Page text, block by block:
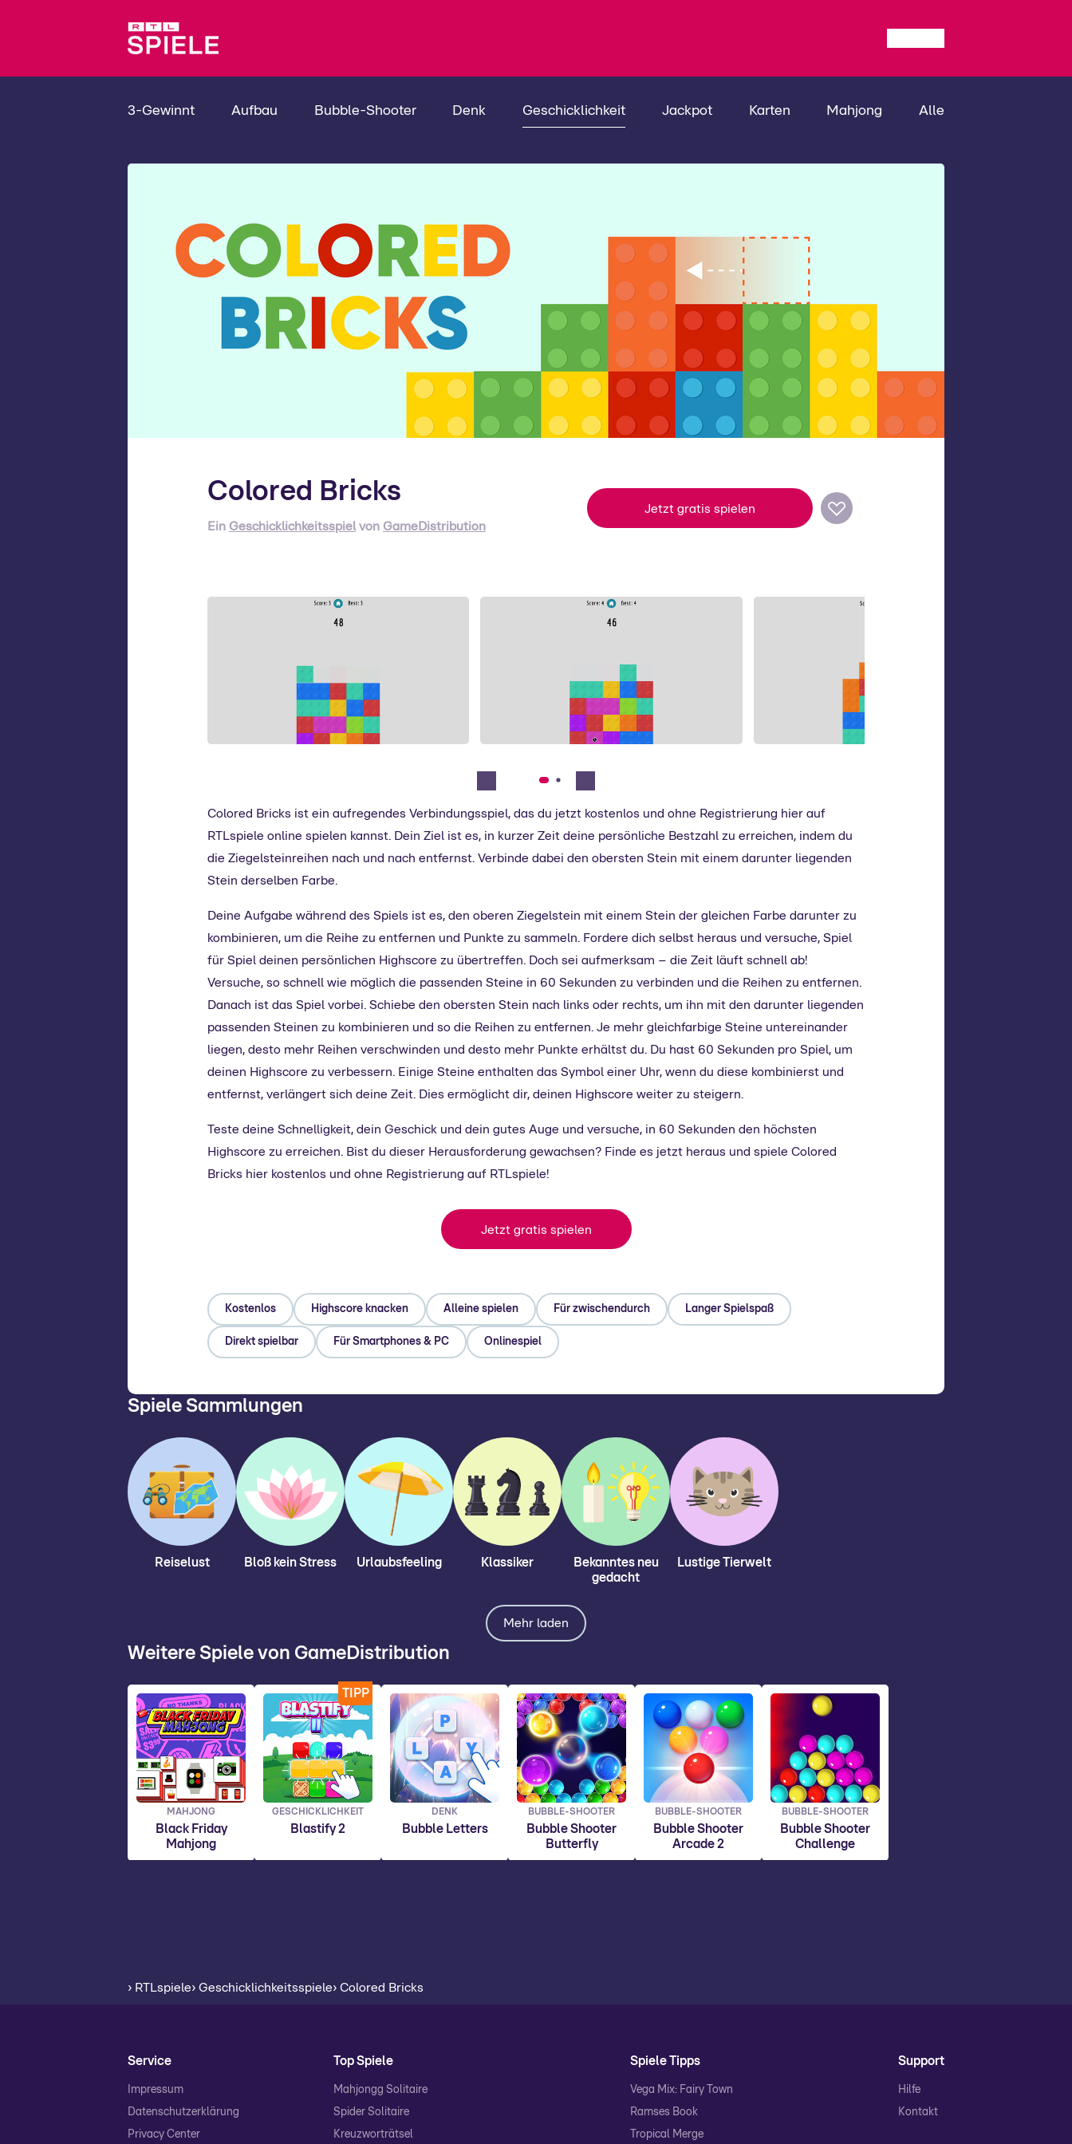
3-Gewinnt Aufbau Bubble-Shooter Denk Geschicklichkeit Jackpot Karten Mahjong Alle
Colored Bricks
Ein Geschicklichkeitsspielvon GameDistribution
GameDistribution ist einer der größten Vermittler von qualitativ hochwertigen cross-
plattform Casual-Spielen mit Sitz in den Niederlanden.
Jetzt gratis spielen
Colored Bricks ist ein aufregendes Verbindungsspiel, das du jetzt kostenlos und ohne Registrierung hier auf
RTLspiele online spielen kannst. Dein Ziel ist es, in kurzer Zeit deine persönliche Bestzahl zu erreichen, indem du
die Ziegelsteinreihen nach und nach entfernst. Verbinde dabei den obersten Stein mit einem darunter liegenden
Stein derselben Farbe.
Deine Aufgabe während des Spiels ist es, den oberen Ziegelstein mit einem Stein der gleichen Farbe darunter zu
kombinieren, um die Reihe zu entfernen und Punkte zu sammeln. Fordere dich selbst heraus und versuche, Spiel
für Spiel deinen persönlichen Highscore zu übertreffen. Doch sei aufmerksam – die Zeit läuft schnell ab!
Versuche, so schnell wie möglich die passenden Steine in 60 Sekunden zu verbinden und die Reihen zu entfernen.
Danach ist das Spiel vorbei. Schiebe den obersten Stein nach links oder rechts, um ihn mit den darunter liegenden
passenden Steinen zu kombinieren und so die Reihen zu entfernen. Je mehr gleichfarbige Steine untereinander
liegen, desto mehr Reihen verschwinden und desto mehr Punkte erhältst du. Du hast 60 Sekunden pro Spiel, um
deinen Highscore zu verbessern. Einige Steine enthalten das Symbol einer Uhr, wenn du diese kombinierst und
entfernst, verlängert sich deine Zeit. Dies ermöglicht dir, deinen Highscore weiter zu steigern.
Teste deine Schnelligkeit, dein Geschick und dein gutes Auge und versuche, in 60 Sekunden den höchsten
Highscore zu erreichen. Bist du dieser Herausforderung gewachsen? Finde es jetzt heraus und spiele Colored
Bricks hier kostenlos und ohne Registrierung auf RTLspiele!
Jetzt gratis spielen
Kostenlos Highscore knacken Alleine spielen Für zwischendurch Langer Spielspaß
Direkt spielbar Für Smartphones & PC Onlinespiel
Spiele Sammlungen
Reiselust Bloß kein Stress Urlaubsfeeling Klassiker
Bekanntes neu
gedacht
Lustige Tierwelt
Mehr laden
Weitere Spiele von GameDistribution
MAHJONG
Black Friday
Mahjong
TIPP
GESCHICKLICHKEIT
Blastify 2
DENK
Bubble Letters
BUBBLE-SHOOTER
Bubble Shooter
Butterfly
BUBBLE-SHOOTER
Bubble Shooter
Arcade 2
BUBBLE-SHOOTER
Bubble Shooter
Challenge
› RTLspiele› Geschicklichkeitsspiele› Colored Bricks
Service
Impressum
Datenschutzerklärung
Privacy Center
Top Spiele
Mahjongg Solitaire
Spider Solitaire
Kreuzworträtsel
Spiele Tipps
Vega Mix: Fairy Town
Ramses Book
Tropical Merge
Support
Hilfe
Kontakt